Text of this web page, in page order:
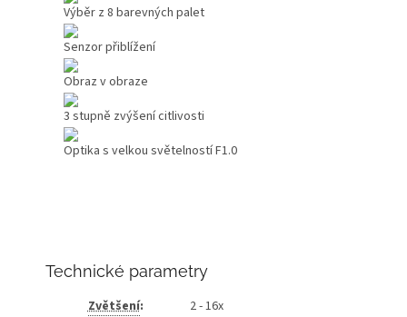
Výběr z 8 barevných palet
Senzor přiblížení
Obraz v obraze
3 stupně zvýšení citlivosti
Optika s velkou světelností F1.0
Technické parametry
Zvětšení:
2 - 16x